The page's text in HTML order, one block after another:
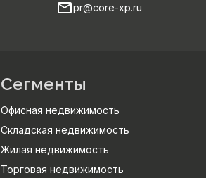
pr@core-xp.ru
Сегменты
Офисная недвижимость
Складская недвижимость
Жилая недвижимость
Торговая недвижимость